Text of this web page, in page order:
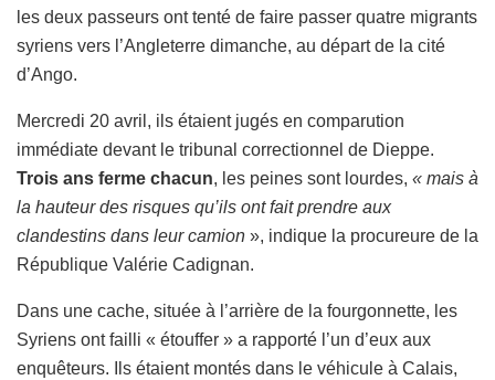
les deux passeurs ont tenté de faire passer quatre migrants
syriens vers l’Angleterre dimanche, au départ de la cité
d’Ango.
Mercredi 20 avril, ils étaient jugés en comparution
immédiate devant le tribunal correctionnel de Dieppe.
Trois ans ferme chacun, les peines sont lourdes, « mais à
la hauteur des risques qu’ils ont fait prendre aux
clandestins dans leur camion », indique la procureure de la
République Valérie Cadignan.
Dans une cache, située à l’arrière de la fourgonnette, les
Syriens ont failli « étouffer » a rapporté l’un d’eux aux
enquêteurs. Ils étaient montés dans le véhicule à Calais,